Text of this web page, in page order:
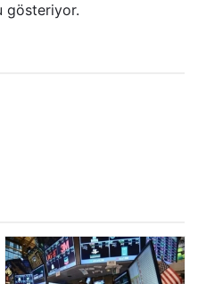
gösteriyor.